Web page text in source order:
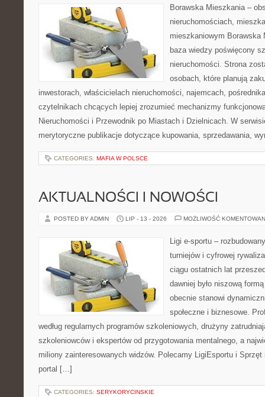
Borawska Mieszkania –
nieruchomościach,
mieszkaniowym Borawska
baza wiedzy poświęcony
nieruchomości. Strona
osobach, które planują
inwestorach, właścicielach nieruchomości, najemcach,
czytelnikach chcących lepiej zrozumieć mechanizmy
Nieruchomości i Przewodnik po Miastach i Dzielnicach. W
merytoryczne publikacje dotyczące kupowania, sprzedawania,
CATEGORIES: MAFIA W POLSCE
AKTUALNOŚCI I NOWOŚCI
POSTED BY ADMIN LIP - 13 - 2026 MOŻLIWOŚĆ
Ligi e-sportu –
turniejów i cyfrowej
ciągu ostatnich lat
dawniej było niszową
obecnie stanowi
społeczne i biznesowe.
według regularnych programów szkoleniowych, drużyny
szkoleniowców i ekspertów od przygotowania mentalnego, a
miliony zainteresowanych widzów. Polecamy LigiEsportu i
portal […]
CATEGORIES: SERYKORYCINSKIE